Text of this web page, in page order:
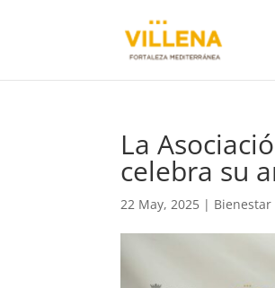
La
celebra su
22 May, 2025 |